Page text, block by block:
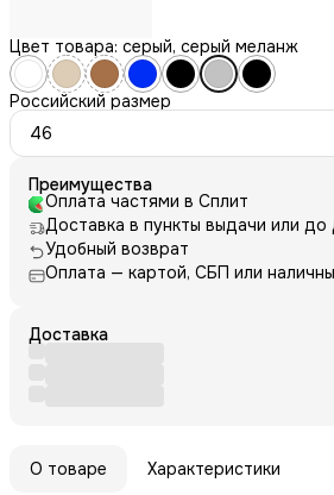
Цвет товара: серый, серый меланж
Российский размер
46
Преимущества
Оплата частями в Сплит
Доставка в пункты выдачи или до
Удобный возврат
Оплата — картой, СБП или
Доставка
О товаре Характеристики